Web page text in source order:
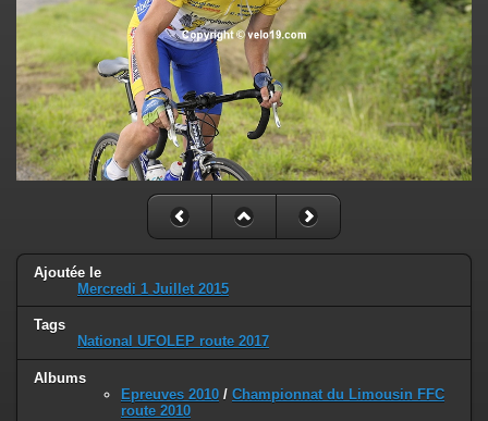
Ajoutée le
Mercredi 1 Juillet 2015
Tags
National UFOLEP route 2017
Albums
Epreuves 2010 / Championnat du Limousin FFC
route 2010